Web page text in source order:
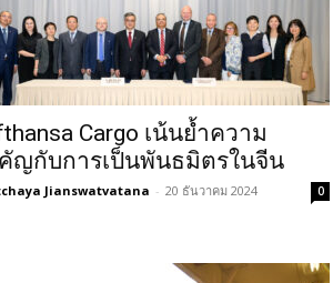
Cargo เน้นย้ำความ
ญกับการเป็นพันธมิตรในจีน
Jianswatvatana - 20 ธันวาคม 2024 0